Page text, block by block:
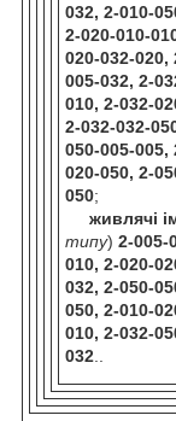
032, 2-010-
2-020-010-
020-032-020,
005-032, 2-
010, 2-032-
2-032-032-
050-005-005,
020-050, 2-
050;
живлячі
типу) 2-005-
010, 2-020-
032, 2-050-
050, 2-010-
010, 2-032-
032